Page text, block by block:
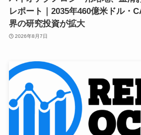
レポート｜2035年460億米ドル・
界の研究投資が拡大
2026年8月7日